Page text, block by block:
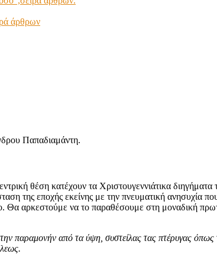
άρθρων
θέση κατέχουν τα Χριστουγεννιάτικα
της εποχής εκείνης με την πνευματική ανησυχία
αρκεστούμε να το παραθέσουμε στη μοναδική
παραμονήν από τα ύψη, συστείλας τας πτέρυγας